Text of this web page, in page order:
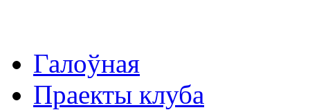
Галоўная
Праекты клуба